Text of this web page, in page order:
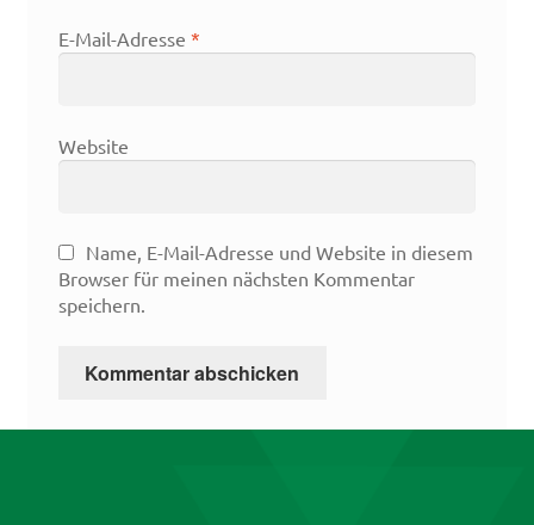
E-Mail-Adresse *
Website
Name, E-Mail-Adresse und Website in diesem
Browser für meinen nächsten Kommentar
speichern.